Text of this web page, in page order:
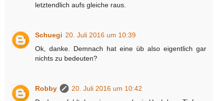
letztendlich aufs gleiche raus.
Schuegi 20. Juli 2016 um 10:39
Ok, danke. Demnach hat eine üb also eigentlich gar
nichts zu bedeuten?
Robby
20. Juli 2016 um 10:42